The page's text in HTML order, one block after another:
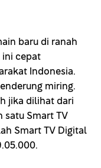
baru di ranah
ini cepat
Indonesia.
miring.
jika dilihat dari
satu Smart TV
Smart TV Digital